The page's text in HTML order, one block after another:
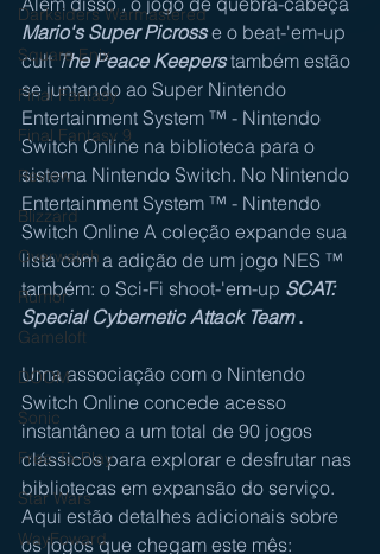
Darksiders Warmastered
Square Enix
Final Fantasy
Final Fantasy 9
Review
Blizzard
Overwatch
Rumor
Gameloft
DOOM
Sonic
Free-To-Play
Star Wars
WayFoward
Mario's Super Picross e o beat-'em-up
cult The Peace Keepers também estão
se juntando ao Super Nintendo
Entertainment System ™ - Nintendo
Switch Online na biblioteca para o
sistema Nintendo Switch. No Nintendo
Entertainment System ™ - Nintendo
Switch Online A coleção expande sua
lista com a adição de um jogo NES ™
também: o Sci-Fi shoot-'em-up SCAT:
Special Cybernetic Attack Team .
Uma associação com o Nintendo
Switch Online concede acesso
instantâneo a um total de 90 jogos
clássicos para explorar e desfrutar nas
bibliotecas em expansão do serviço.
Aqui estão detalhes adicionais sobre
os jogos que chegam este mês: